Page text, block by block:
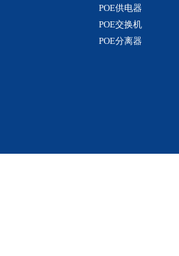
POE供电器
POE交换机
POE分离器